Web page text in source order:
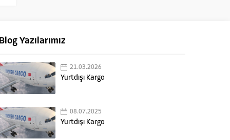
Yazılarımız
21.03.2026
Yurtdışı Kargo
08.07.2025
Yurtdışı Kargo